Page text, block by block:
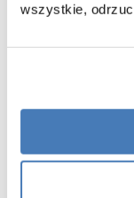
wszystkie,